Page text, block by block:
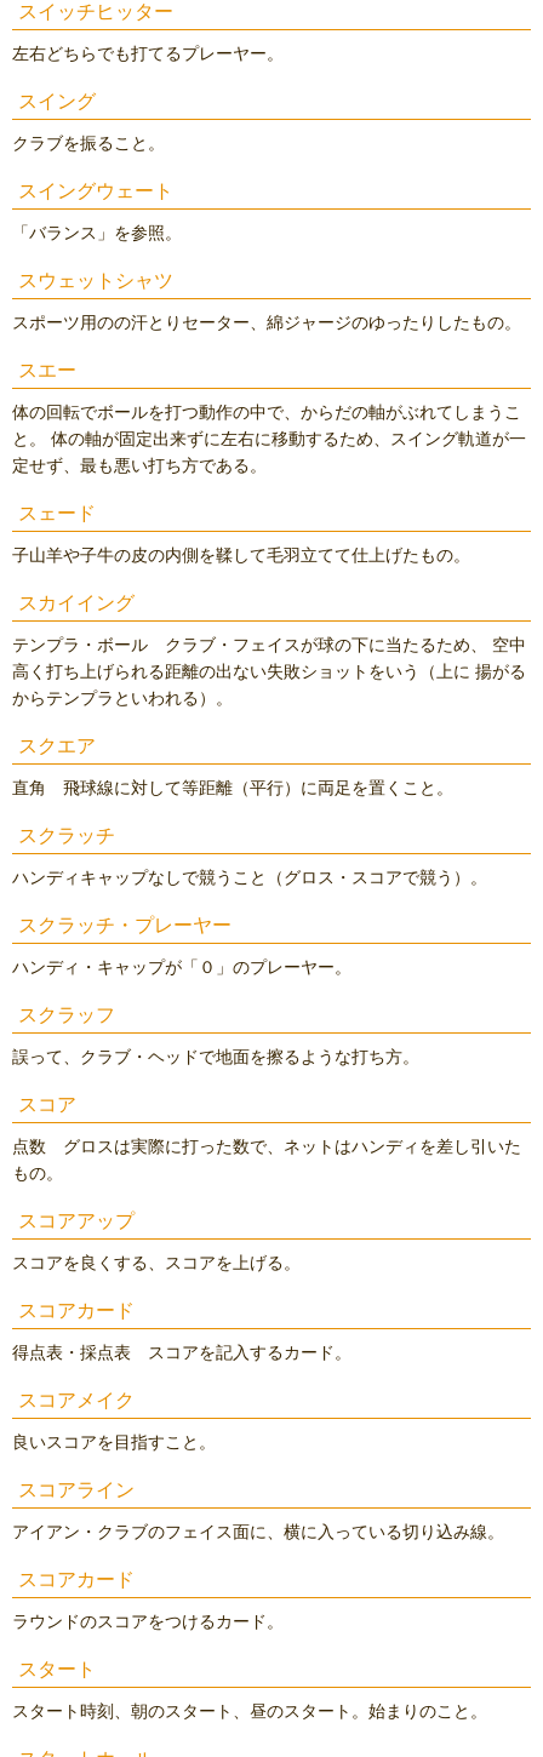
スイッチヒッター
左右どちらでも打てるプレーヤー。
スイング
クラブを振ること。
スイングウェート
「バランス」を参照。
スウェットシャツ
スポーツ用のの汗とりセーター、綿ジャージのゆったりしたもの。
スエー
体の回転でボールを打つ動作の中で、からだの軸がぶれてしまうこ
と。 体の軸が固定出来ずに左右に移動するため、スイング軌道が一
定せず、最も悪い打ち方である。
スェード
子山羊や子牛の皮の内側を鞣して毛羽立てて仕上げたもの。
スカイイング
テンプラ・ボール クラブ・フェイスが球の下に当たるため、 空中
高く打ち上げられる距離の出ない失敗ショットをいう（上に 揚がる
からテンプラといわれる）。
スクエア
直角 飛球線に対して等距離（平行）に両足を置くこと。
スクラッチ
ハンディキャップなしで競うこと（グロス・スコアで競う）。
スクラッチ・プレーヤー
ハンディ・キャップが「０」のプレーヤー。
スクラッフ
誤って、クラブ・ヘッドで地面を擦るような打ち方。
スコア
点数 グロスは実際に打った数で、ネットはハンディを差し引いた
もの。
スコアアップ
スコアを良くする、スコアを上げる。
スコアカード
得点表・採点表 スコアを記入するカード。
スコアメイク
良いスコアを目指すこと。
スコアライン
アイアン・クラブのフェイス面に、横に入っている切り込み線。
スコアカード
ラウンドのスコアをつけるカード。
スタート
スタート時刻、朝のスタート、昼のスタート。始まりのこと。